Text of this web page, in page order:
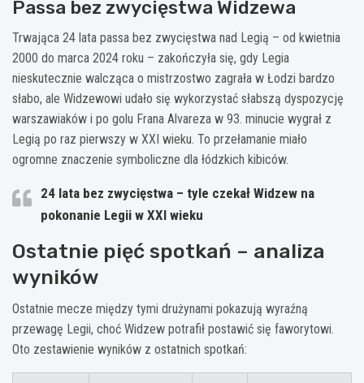
Passa bez zwycięstwa Widzewa
Trwająca 24 lata passa bez zwycięstwa nad Legią – od kwietnia
2000 do marca 2024 roku – zakończyła się, gdy Legia
nieskutecznie walcząca o mistrzostwo zagrała w Łodzi bardzo
słabo, ale Widzewowi udało się wykorzystać słabszą dyspozycję
warszawiaków i po golu Frana Alvareza w 93. minucie wygrał z
Legią po raz pierwszy w XXI wieku. To przełamanie miało
ogromne znaczenie symboliczne dla łódzkich kibiców.
24 lata bez zwycięstwa – tyle czekał Widzew na
pokonanie Legii w XXI wieku
Ostatnie pięć spotkań – analiza
wyników
Ostatnie mecze między tymi drużynami pokazują wyraźną
przewagę Legii, choć Widzew potrafił postawić się faworytowi.
Oto zestawienie wyników z ostatnich spotkań: